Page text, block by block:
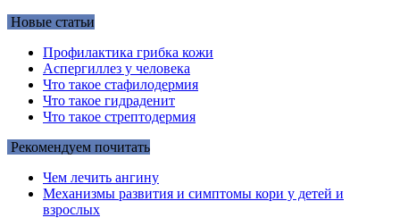
Новые статьи
Профилактика грибка кожи
Аспергиллез у человека
Что такое стафилодермия
Что такое гидраденит
Что такое стрептодермия
Рекомендуем почитать
Чем лечить ангину
Механизмы развития и симптомы кори у детей и
взрослых